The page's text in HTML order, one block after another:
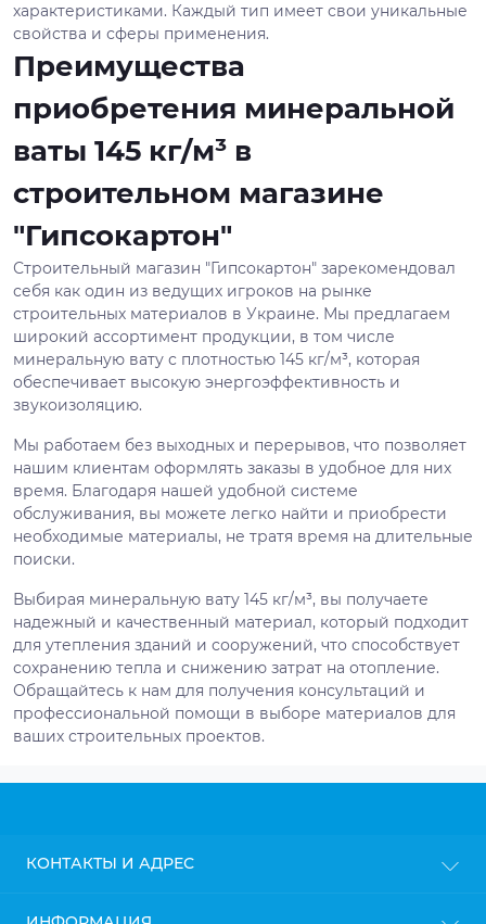
характеристиками. Каждый тип имеет свои уникальные
свойства и сферы применения.
Преимущества
приобретения минеральной
ваты 145 кг/м³ в
строительном магазине
"Гипсокартон"
Строительный магазин "Гипсокартон" зарекомендовал
себя как один из ведущих игроков на рынке
строительных материалов в Украине. Мы предлагаем
широкий ассортимент продукции, в том числе
минеральную вату с плотностью 145 кг/м³, которая
обеспечивает высокую энергоэффективность и
звукоизоляцию.
Мы работаем без выходных и перерывов, что позволяет
нашим клиентам оформлять заказы в удобное для них
время. Благодаря нашей удобной системе
обслуживания, вы можете легко найти и приобрести
необходимые материалы, не тратя время на длительные
поиски.
Выбирая минеральную вату 145 кг/м³, вы получаете
надежный и качественный материал, который подходит
для утепления зданий и сооружений, что способствует
сохранению тепла и снижению затрат на отопление.
Обращайтесь к нам для получения консультаций и
профессиональной помощи в выборе материалов для
ваших строительных проектов.
КОНТАКТЫ И АДРЕС